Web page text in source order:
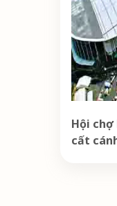
Hội chợ
cất